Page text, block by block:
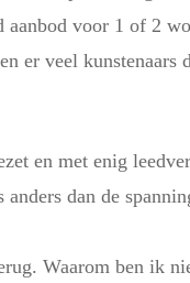
voor 1 of 2
er veel
en met enig
dan de
Waarom ben ik